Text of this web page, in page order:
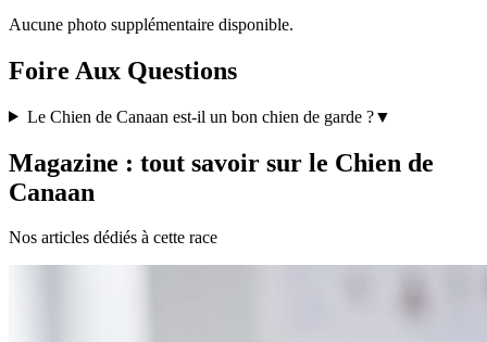
Aucune photo supplémentaire disponible.
Foire Aux Questions
Le Chien de Canaan est-il un bon chien de garde ?▼
Magazine : tout savoir sur le Chien de
Canaan
Nos articles dédiés à cette race